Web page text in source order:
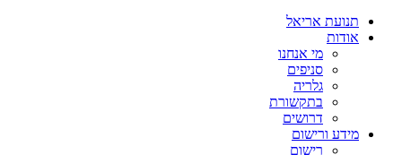
תנועת אריאל
אודות
מי אנחנו
סניפים
גלריה
בתקשורת
דרושים
מידע ורישום
רישום